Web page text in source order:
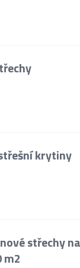
krytiny
střechy na
m2